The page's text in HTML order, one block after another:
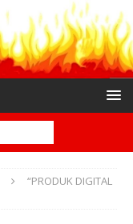
“PRODUK DIGITAL